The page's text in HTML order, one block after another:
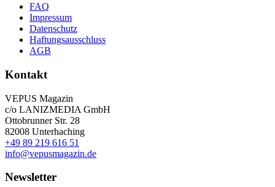
FAQ
Impressum
Datenschutz
Haftungsausschluss
AGB
Kontakt
VEPUS Magazin
c/o LANIZMEDIA GmbH
Ottobrunner Str. 28
82008 Unterhaching
+49 89 219 616 51
info@vepusmagazin.de
Newsletter